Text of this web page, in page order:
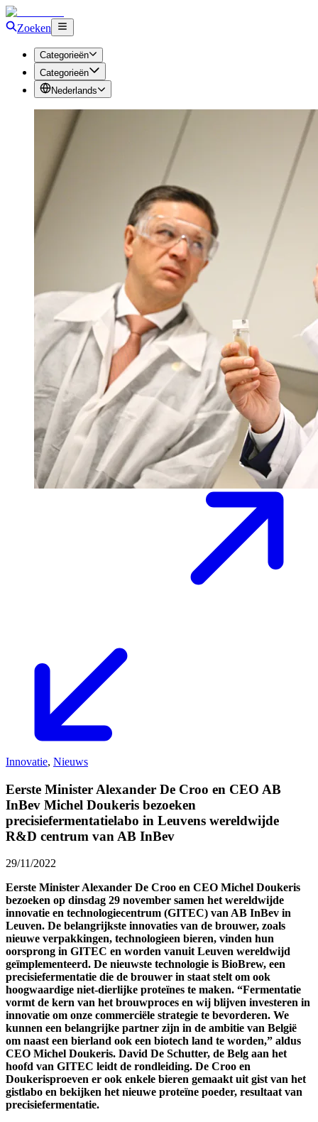
Zoeken
Categorieën
Categorieën
Nederlands
Innovatie, Nieuws
Eerste Minister Alexander De Croo en CEO AB
InBev Michel Doukeris bezoeken
precisiefermentatielabo in Leuvens wereldwijde
R&D centrum van AB InBev
29/11/2022
Eerste Minister Alexander De Croo en CEO Michel Doukeris
bezoeken op dinsdag 29 november samen het wereldwijde
innovatie en technologiecentrum (GITEC) van AB InBev in
Leuven. De belangrijkste innovaties van de brouwer, zoals
nieuwe verpakkingen, technologieen bieren, vinden hun
oorsprong in GITEC en worden vanuit Leuven wereldwijd
geïmplementeerd. De nieuwste technologie is BioBrew, een
precisiefermentatie die de brouwer in staat stelt om ook
hoogwaardige niet-dierlijke proteïnes te maken. “Fermentatie
vormt de kern van het brouwproces en wij blijven investeren in
innovatie om onze commerciële strategie te bevorderen. We
kunnen een belangrijke partner zijn in de ambitie van België
om naast een bierland ook een biotech land te worden,” aldus
CEO Michel Doukeris. David De Schutter, de Belg aan het
hoofd van GITEC leidt de rondleiding. De Croo en
Doukerisproeven er ook enkele bieren gemaakt uit gist van het
gistlabo en bekijken het nieuwe proteïne poeder, resultaat van
precisiefermentatie.